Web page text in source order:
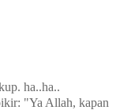
ha..ha..
"Ya Allah, kapan